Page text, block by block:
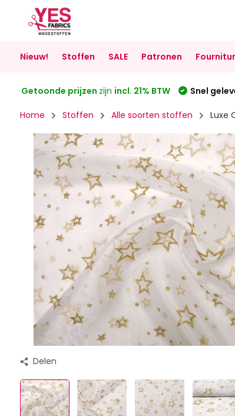
Nieuw! Stoffen SALE Patronen
Getoonde prijzen zijn incl. 21% BTW Snel
Home Stoffen Alle soorten stoffen Luxe
Delen